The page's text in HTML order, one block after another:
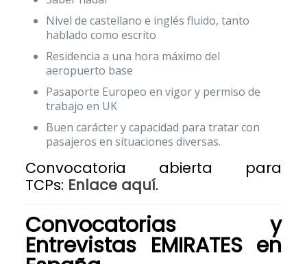
Nivel de castellano e inglés fluido, tanto
hablado como escrito
Residencia a una hora máximo del
aeropuerto base
Pasaporte Europeo en vigor y permiso de
trabajo en UK
Buen carácter y capacidad para tratar con
pasajeros en situaciones diversas.
Convocatoria abierta para
TCPs: Enlace aquí.
Convocatorias y
Entrevistas EMIRATESen